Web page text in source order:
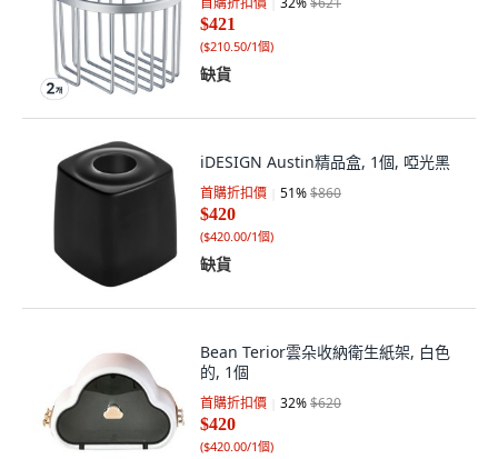
$421
($210.50/1個)
缺貨
iDESIGN Austin精品盒, 1個, 啞光黑
首購折扣價 51%$860
$420
($420.00/1個)
缺貨
Bean Terior雲朵收納衛生紙架, 白色
的, 1個
首購折扣價 32%$620
$420
($420.00/1個)